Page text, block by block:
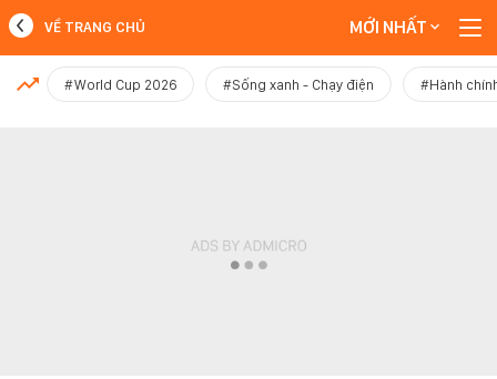
MỚI NHẤT
VỀ TRANG CHỦ MỚI NHẤT
#World Cup 2026 #Sống xanh - Chạy điện #Hành